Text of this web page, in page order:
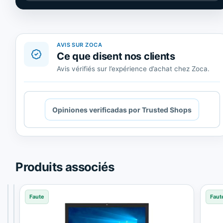
Trusted
AVIS SUR ZOCA
Ce que disent nos clients
Avis vérifiés sur l’expérience d’achat chez Zoca.
Cargando
contenido
de
Trusted
Opiniones verificadas por Trusted Shops
Produits associés
FauteFaute
Faute